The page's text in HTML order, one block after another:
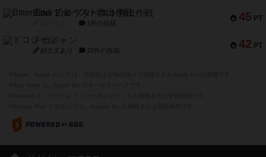
45 PT
Bitter End ブタペスト救出作戦
1件の投稿
42 PT
ドコジャン
紹介文あり 10件の投稿